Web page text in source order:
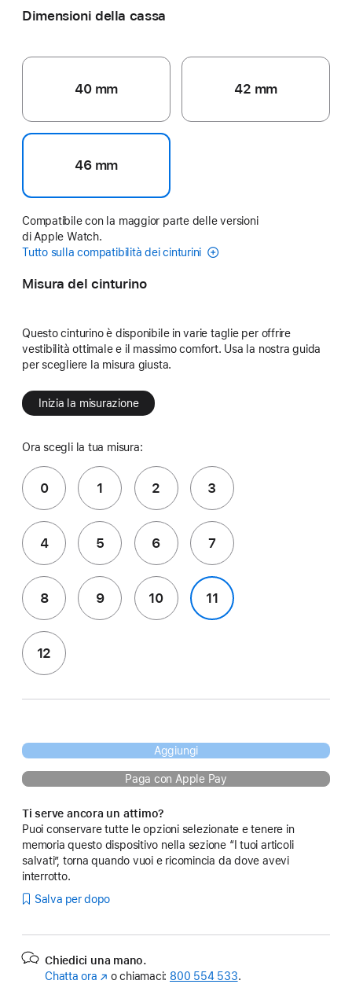
Dimensioni della cassa
40 mm 42 mm
46 mm
Compatibile con la maggior parte delle versioni
di Apple Watch.
Tutto sulla compatibilità dei cinturini
Misura del cinturino
Questo cinturino è disponibile in varie taglie per offrire
vestibilità ottimale e il massimo comfort. Usa la nostra guida
per scegliere la misura giusta.
Inizia la misurazione
Ora scegli la tua misura:
0 1 2 3
4 5 6 7
8 9 10 11
12
Aggiungi
Paga con Apple Pay
Ti serve ancora un attimo?
Puoi conservare tutte le opzioni selezionate e tenere in
memoria questo dispositivo nella sezione “I tuoi articoli
salvati”, torna quando vuoi e ricomincia da dove avevi
interrotto.
Salva per dopo
Chiedici una mano.
Chatta ora (Si o chiamaci: 800 554 533.